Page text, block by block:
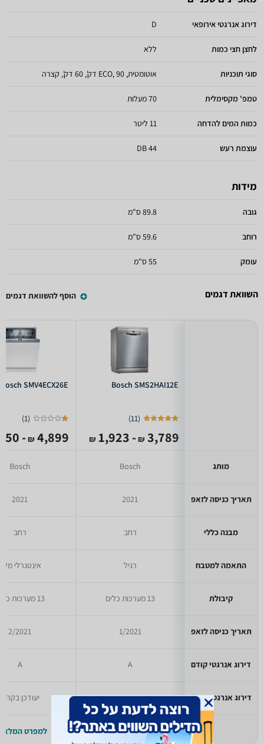
דירוג אנרגטי אירופאי D
לחצן חצי כמות ללא
סוגי תוכניות אוטומטית, ECO, 90 דק', 60 דק', קצרה
טמפ' מקסימלית 70 מעלות
כמות המים להדחה 11 ליטר
עוצמת רעש 44 DB
מידות
גובה 89.8 ס"מ
רוחב 59.6 ס"מ
עומק 55 ס"מ
השוואת דגמים הוסף להשוואת דגמים
מותג
תאריך כניסה לזאפ
מבנה כללי
התאמה למטבח
קיבולת
תאריך כניסה לזאפ
דירוג אנרגטי קודם
דירוג אנרגטי אירופאי
Bosch SMS2HAI12E
(
11
)
3,789
₪
- 1,923
₪
Bosch
2021
רחב
רגיל
13 מערכות כלים
1/2021
A
יעודכן בקרוב
למפרט המלא >>
Bosch SMV4ECX26E
(
1
)
4,899
₪
- 2,250
Bosch
2021
רחב
אינטגרלי
13 מערכות כלים
2/2021
A
יעודכן בקרוב
למפרט המלא